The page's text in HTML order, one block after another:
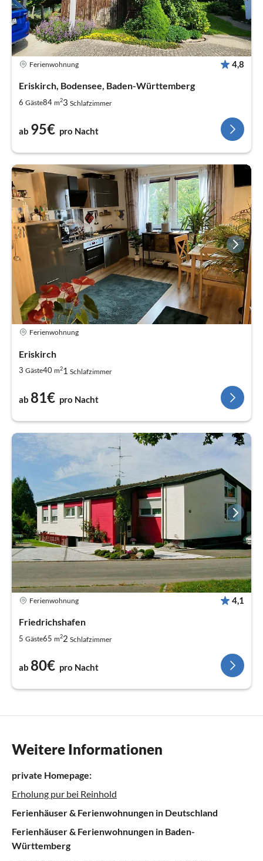
Ferienwohnung 4,8
Eriskirch, Bodensee, Baden-Württemberg
6 Gäste84 m23 Schlafzimmer
ab 95€ pro Nacht
Ferienwohnung
Eriskirch
3 Gäste40 m21 Schlafzimmer
ab 81€ pro Nacht
Ferienwohnung 4,1
Friedrichshafen
5 Gäste65 m22 Schlafzimmer
ab 80€ pro Nacht
Weitere Informationen
private Homepage:
Erholung pur bei Reinhold
Ferienhäuser & Ferienwohnungen in Deutschland
Ferienhäuser & Ferienwohnungen in Baden-
Württemberg